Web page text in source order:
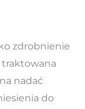
zdrobnienie
traktowana
nadać
do